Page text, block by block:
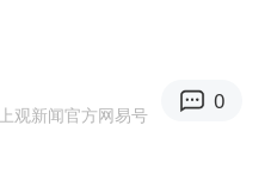
平潭拍日出坠崖1死1伤
观新闻官方网易号
0